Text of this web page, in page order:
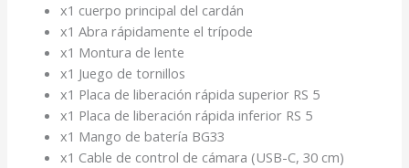
x1 cuerpo principal del cardán
x1 Abra rápidamente el trípode
x1 Montura de lente
x1 Juego de tornillos
x1 Placa de liberación rápida superior RS 5
x1 Placa de liberación rápida inferior RS 5
x1 Mango de batería BG33
x1 Cable de control de cámara (USB-C, 30 cm)